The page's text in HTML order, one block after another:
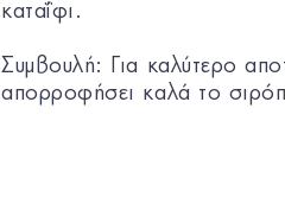
καταΐφι.
Συμβουλή: Για καλύτερο
απορροφήσει καλά το